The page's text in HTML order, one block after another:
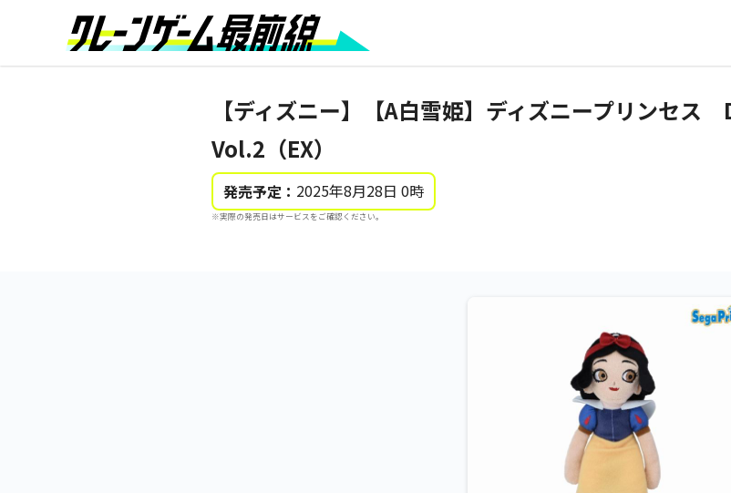
【ディズニー】【A白雪姫】ディズニープリンセ
Vol.2（EX）
発売予定： 2025年8月28日 0時
※実際の発売日はサービスをご確認ください。